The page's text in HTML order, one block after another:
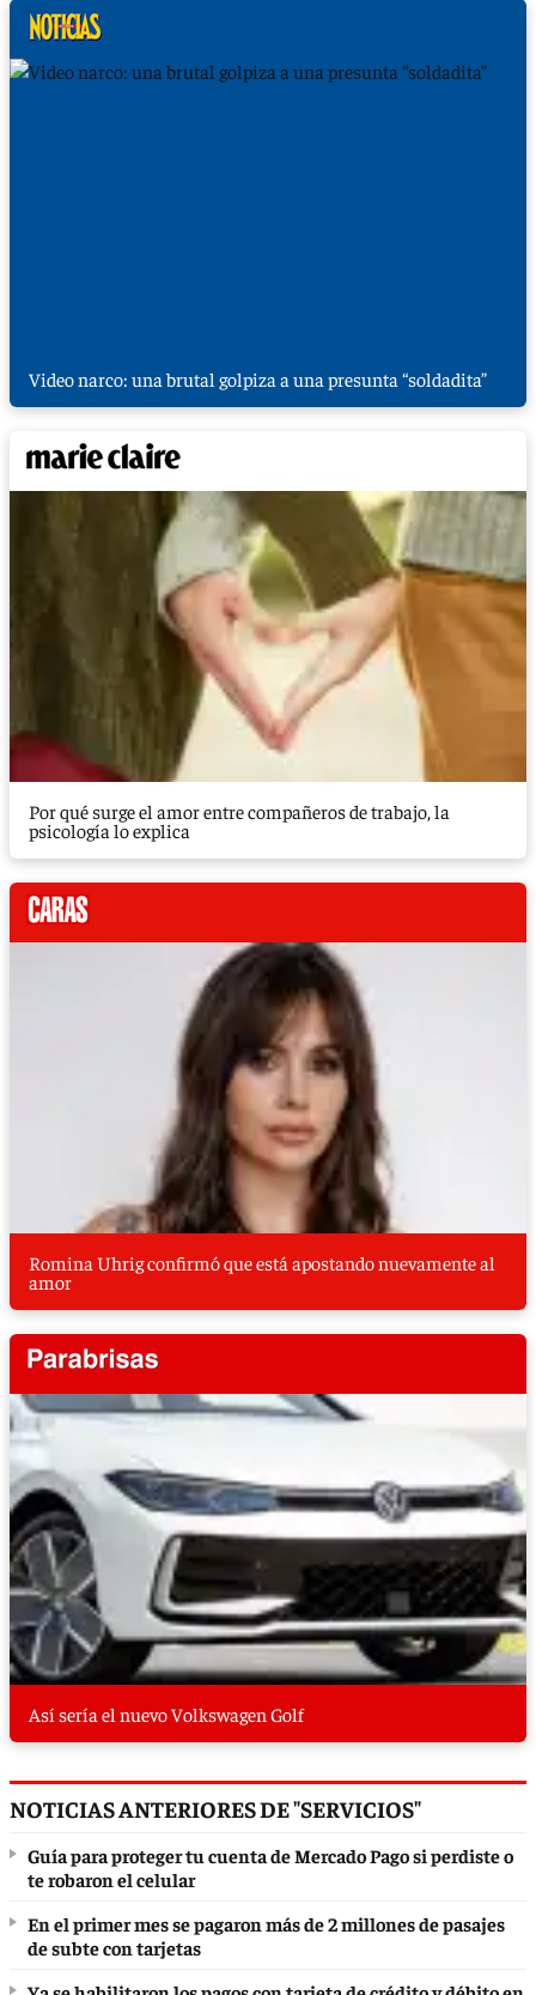
Video narco: una brutal golpiza a una presunta “soldadita”
Por qué surge el amor entre compañeros de trabajo, la
psicología lo explica
Romina Uhrig confirmó que está apostando nuevamente al
amor
Así sería el nuevo Volkswagen Golf
NOTICIAS ANTERIORES DE "SERVICIOS"
Guía para proteger tu cuenta de Mercado Pago si perdiste o
te robaron el celular
En el primer mes se pagaron más de 2 millones de pasajes
de subte con tarjetas